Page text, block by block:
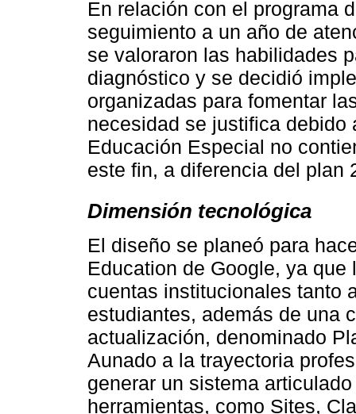
En relación con el programa
seguimiento a un año de
se valoraron las habilidades
diagnóstico y se decidió
organizadas para fomentar
necesidad se justifica debido
Educación Especial no
este fin, a diferencia del plan
Dimensión tecnológica
El diseño se planeó para
Education de Google, ya
cuentas institucionales tanto
estudiantes, además de una
actualización, denominado
Aunado a la trayectoria
generar un sistema
herramientas, como Sites,